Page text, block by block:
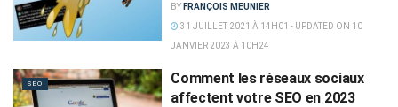
BY FRANÇOIS MEUNIER
31 JUILLET 2021 À 14H01 - UPDATED ON 10
JANVIER 2023 À 10H24
SEO
Comment les réseaux sociaux
affectent votre SEO en 2023